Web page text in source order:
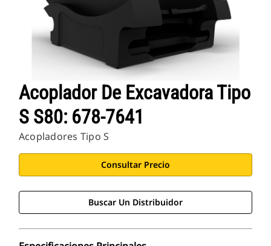
Acoplador De Excavadora Tipo
S S80: 678-7641
Acopladores Tipo S
Consultar Precio
Buscar Un Distribuidor